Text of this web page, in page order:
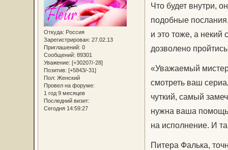
Откуда: Россия
Зарегистрирован: 27.02.13
Приглашений: 0
Сообщений: 89301
Уважение: [+30207/-28]
Позитив: [+5843/-31]
Пол: Женский
Провел на форуме:
1 год 9 месяцев
Последний визит:
Сегодня 14:59:27
Что будет внутри,
подобные
и это тоже, а некий
дозволено
«Уважаемый
смотреть ваш
чуткий, самый
нужна ваша
на исполнение. И
Питера Фалька,